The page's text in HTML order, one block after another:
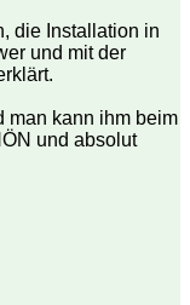
die Installation in
und mit der
man kann ihm beim
und absolut